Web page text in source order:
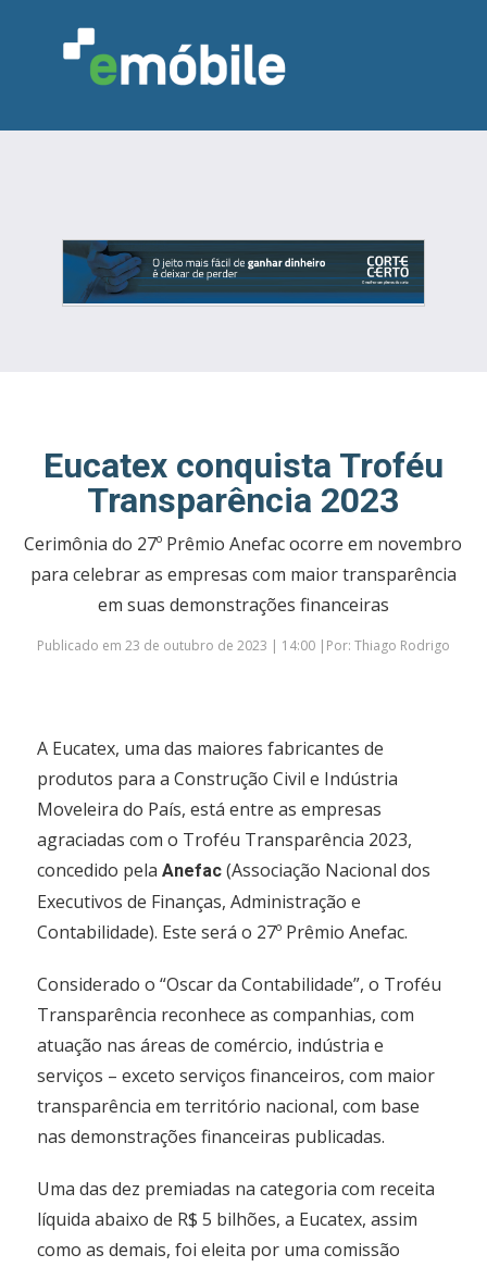
INDÚSTRIA MARCENARIA
DESIGN & DECORAÇÃO
INDICADORES
FEIRAS NOTÍCIAS
Eucatex conquista Troféu
Transparência 2023
Cerimônia do 27º Prêmio Anefac ocorre em novembro
para celebrar as empresas com maior transparência
em suas demonstrações financeiras
Publicado em 23 de outubro de 2023 | 14:00 |Por: Thiago Rodrigo
A Eucatex, uma das maiores fabricantes de
produtos para a Construção Civil e Indústria
Moveleira do País, está entre as empresas
agraciadas com o Troféu Transparência 2023,
concedido pelaAnefac (Associação Nacional dos
Executivos de Finanças, Administração e
Contabilidade). Este será o 27º Prêmio Anefac.
Considerado o “Oscar da Contabilidade”, o Troféu
Transparência reconhece as companhias, com
atuação nas áreas de comércio, indústria e
serviços – exceto serviços financeiros, com maior
transparência em território nacional, com base
nas demonstrações financeiras publicadas.
Uma das dez premiadas na categoria com receita
líquida abaixo de R$ 5 bilhões, a Eucatex, assim
como as demais, foi eleita por uma comissão